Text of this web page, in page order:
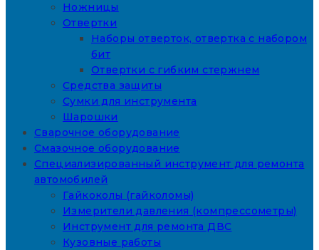
Ножницы
Отвертки
Наборы отверток, отвертка с набором
бит
Отвертки с гибким стержнем
Средства защиты
Сумки для инструмента
Шарошки
Сварочное оборудование
Смазочное оборудование
Специализированный инструмент для ремонта
автомобилей
Гайкоколы (гайколомы)
Измерители давления (компрессометры)
Инструмент для ремонта ДВС
Кузовные работы